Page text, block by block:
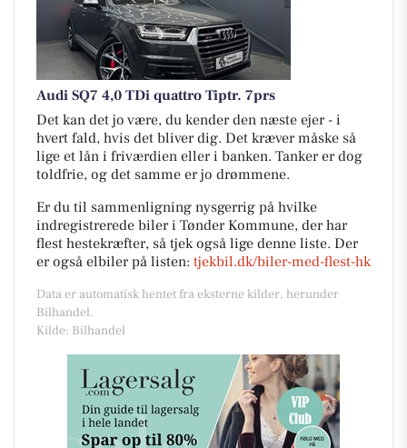
Audi SQ7 4,0 TDi quattro Tiptr. 7prs
Det kan det jo være, du kender den næste ejer - i
hvert fald, hvis det bliver dig. Det kræver måske så
lige et lån i friværdien eller i banken. Tanker er dog
toldfrie, og det samme er jo drømmene.
Er du til sammenligning nysgerrig på hvilke
indregistrerede biler i Tønder Kommune, der har
flest hestekræfter, så tjek også lige denne liste. Der
er også elbiler på listen: tjekbil.dk/biler-med-flest-hk
Data er automatisk hentet fra eksterne kilder, herunder
Bilhandel.
Kilde: Bilhandel